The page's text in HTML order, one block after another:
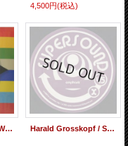
4,500円(税込)
DJ Go Kiuchi / Mix World Grooves Vol.1
Harald Grosskopf / Shina Williams & His African Percussionists - Emphasis / Agboju Logun (12inch)